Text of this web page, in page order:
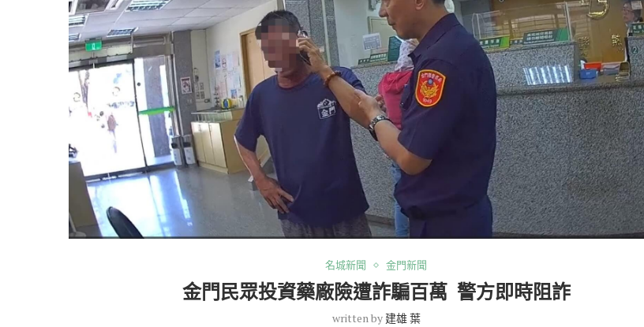
名城新聞 金門新聞
金門民眾投資藥廠險遭詐騙百萬 警方即時阻詐
written by 建雄 葉